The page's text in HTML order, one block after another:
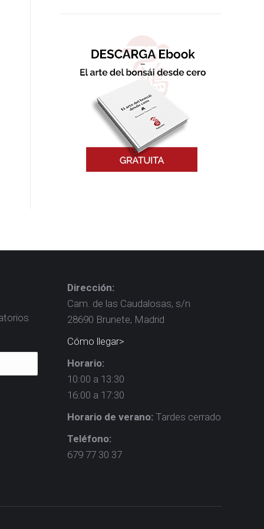
Dirección:
Cam. de las Caudalosas, s/n
28690 Brunete, Madrid
Cómo llegar>
Horario:
10:00 a 13:30
16:00 a 17:30
Horario de verano:Tardes cerrado
Teléfono:
679 77 30 37